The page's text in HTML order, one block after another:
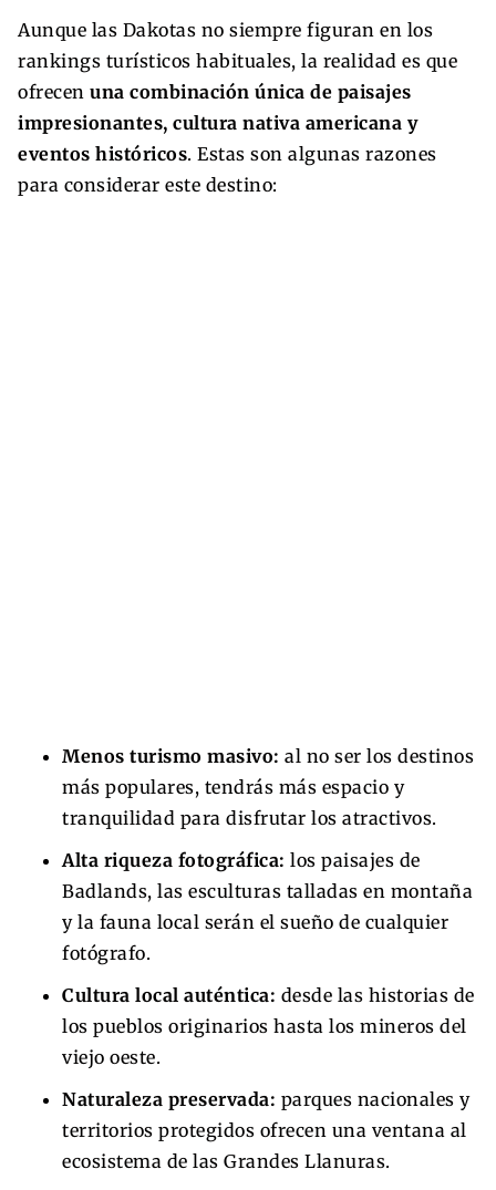
Aunque las Dakotas no siempre figuran en los
rankings turísticos habituales, la realidad es que
ofrecen una combinación única de paisajes
impresionantes, cultura nativa americana y
eventos históricos. Estas son algunas razones
para considerar este destino:
Menos turismo masivo: al no ser los destinos
más populares, tendrás más espacio y
tranquilidad para disfrutar los atractivos.
Alta riqueza fotográfica: los paisajes de
Badlands, las esculturas talladas en montaña
y la fauna local serán el sueño de cualquier
fotógrafo.
Cultura local auténtica: desde las historias de
los pueblos originarios hasta los mineros del
viejo oeste.
Naturaleza preservada: parques nacionales y
territorios protegidos ofrecen una ventana al
ecosistema de las Grandes Llanuras.